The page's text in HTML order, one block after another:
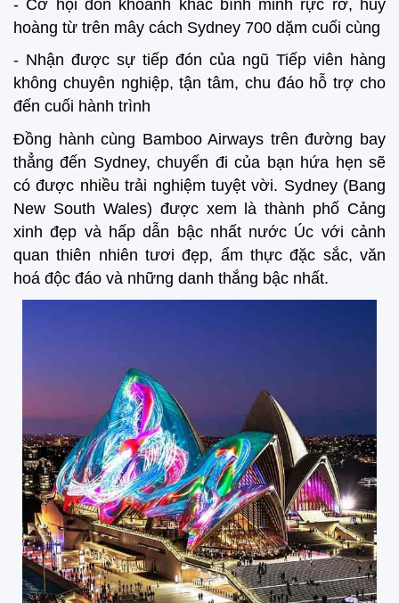
- Cơ hội đón khoảnh khắc bình minh rực rỡ, huy
hoàng từ trên mây cách Sydney 700 dặm cuối cùng
- Nhận được sự tiếp đón của ngũ Tiếp viên hàng
không chuyên nghiệp, tận tâm, chu đáo hỗ trợ cho
đến cuối hành trình
Đồng hành cùng Bamboo Airways trên đường bay
thẳng đến Sydney, chuyến đi của bạn hứa hẹn sẽ
có được nhiều trải nghiệm tuyệt vời. Sydney (Bang
New South Wales) được xem là thành phố Cảng
xinh đẹp và hấp dẫn bậc nhất nước Úc với cảnh
quan thiên nhiên tươi đẹp, ẩm thực đặc sắc, văn
hoá độc đáo và những danh thắng bậc nhất.